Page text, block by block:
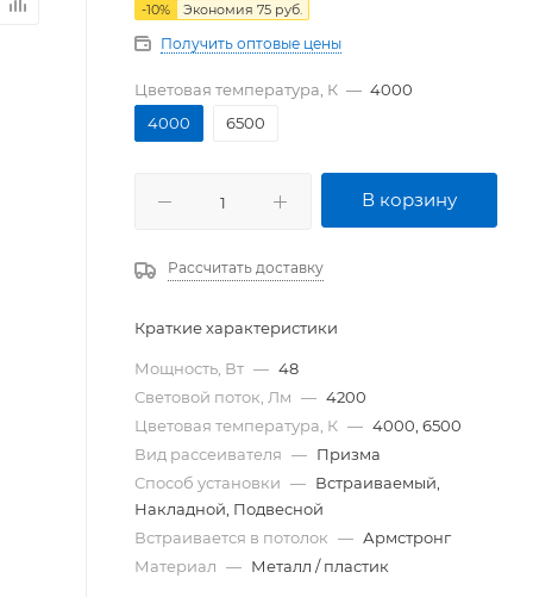
-10% Экономия 75 руб.
Получить оптовые цены
Цветовая температура, К — 4000
4000
6500
В корзину
Рассчитать доставку
Краткие характеристики
Мощность, Вт — 48
Световой поток, Лм — 4200
Цветовая температура, К — 4000, 6500
Вид рассеивателя — Призма
Способ установки — Встраиваемый,
Накладной, Подвесной
Встраивается в потолок — Армстронг
Материал — Металл / пластик